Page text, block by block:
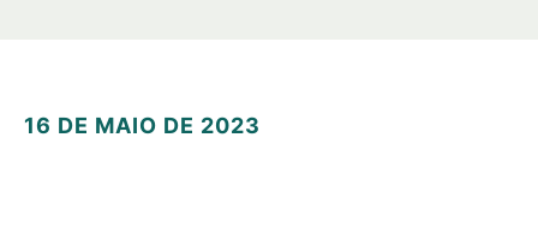
16 DE MAIO DE 2023